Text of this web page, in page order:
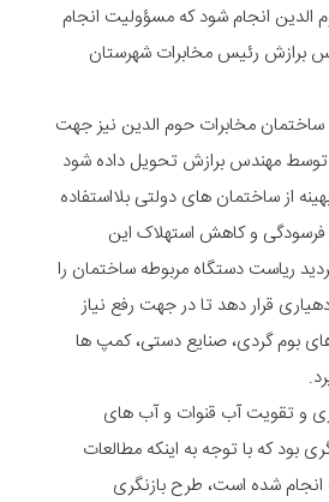
الدین انجام شود که مسؤولیت انجام
برازش رئیس مخابرات شهرستان
مخابرات حوم الدین نیز جهت
مهندس برازش تحویل داده شود
از ساختمان های دولتی بلااستفاده
فرسودگی و کاهش استهلاک این
ریاست دستگاه مربوطه ساختمان را
قرار دهد تا در جهت رفع نیاز
بوم گردی، صنایع دستی، کمپ ها
و تقویت آب قنوات و آب های
بود که با توجه به اینکه مطالعات
انجام شده است، طرح بازنگری